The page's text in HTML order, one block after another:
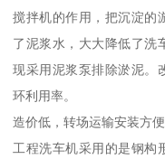
搅拌机的作用，把沉淀的
了泥浆水，大大降低了洗
现采用泥浆泵排除淤泥。
环利用率。
造价低，转场运输安装方便
工程洗车机采用的是钢构